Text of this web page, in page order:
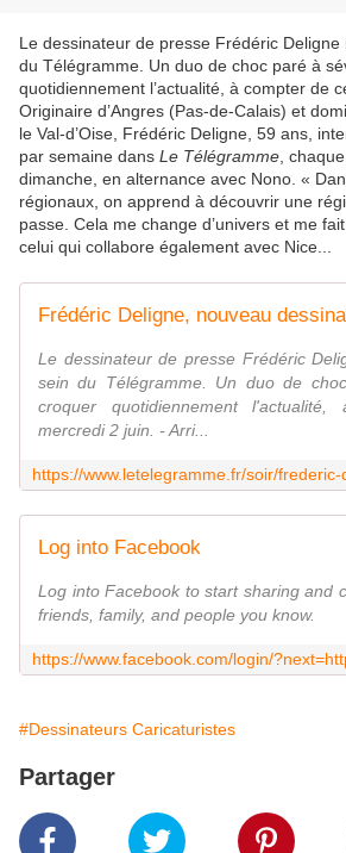
Le dessinateur de presse Frédéric Deligne
du Télégramme. Un duo de choc paré à
quotidiennement l’actualité, à compter de
Originaire d’Angres (Pas-de-Calais) et
le Val-d’Oise, Frédéric Deligne, 59 ans,
par semaine dans Le Télégramme ,
dimanche, en alternance avec Nono. «
régionaux, on apprend à découvrir une
passe. Cela me change d’univers et me
celui qui collabore également avec Nice...
Le dessinateur de presse Frédéric
sein du Télégramme. Un duo de
croquer quotidiennement
mercredi 2 juin. - Arri...
Log into Facebook
Log into Facebook to start sharing and
friends, family, and people you know.
#Dessinateurs Caricaturistes
Partager